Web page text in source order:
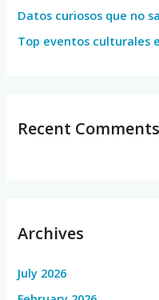
Datos curiosos que no
Top eventos culturales
Recent Comments
Archives
July 2026